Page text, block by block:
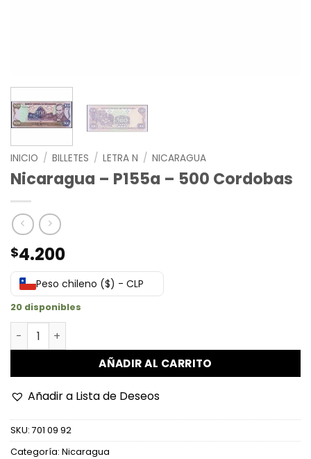
INICIO / BILLETES / LETRA N / NICARAGUA
Nicaragua – P155a – 500 Cordobas
$4.200
Peso chileno ($) - CLP
20 disponibles
Nicaragua - P155a - 500 Cordobas cantidad
AÑADIR AL CARRITO
Añadir a Lista de Deseos
SKU: 701 09 92
Categoría: Nicaragua